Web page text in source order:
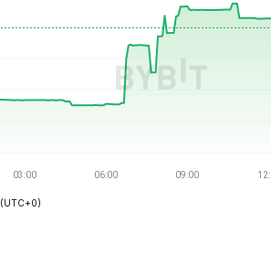
(UTC+0)